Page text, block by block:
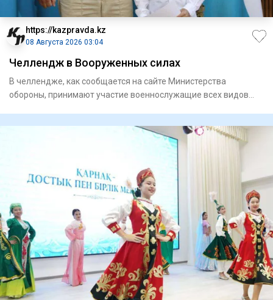
https://kazpravda.kz
08 Августа 2026 03:04
Челлендж в Вооруженных силах
В челлендже, как сообщается на сайте Министерства
обороны, принимают участие военнослужащие всех видов